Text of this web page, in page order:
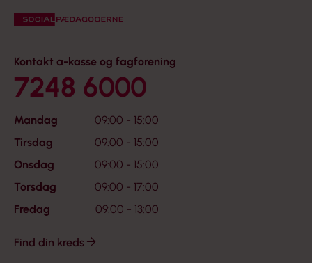
Kontakt a-kasse og fagforening
7248 6000
Mandag
09:00 - 15:00
Tirsdag
09:00 - 15:00
Onsdag
09:00 - 15:00
Torsdag
09:00 - 17:00
Fredag
09:00 - 13:00
Find din kreds